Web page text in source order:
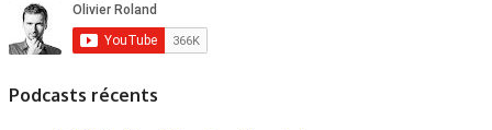
Podcasts récents